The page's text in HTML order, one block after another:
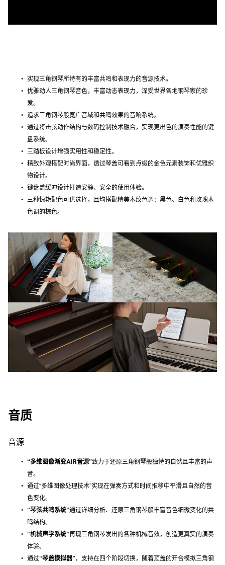
实现三角钢琴所特有的丰富共鸣和表现力的音源技术。
优雅动人三角钢琴音色，丰富动态表现力，深受世界各地钢琴家的珍
爱。
追求三角钢琴般宽广音域和共鸣效果的音响系统。
通过将击弦动作结构与数码控制技术融合，实现更出色的演奏性能的键
盘系统。
三踏板设计增强实用性和稳定性。
精致外观搭配时尚界面，透过琴盖可看到点缀的金色元素装饰和优雅织
物设计。
键盘盖缓冲设计打造安静、安全的使用体验。
三种惊艳配色可供选择，且均搭配精美木纹色调：黑色、白色和玫瑰木
色调的棕色。
音质
音源
“多维图像渐变AiR音源”致力于还原三角钢琴般独特的自然且丰富的声
音。
通过“多维图像处理技术”实现在弹奏方式和时间推移中平滑且自然的音
色变化。
“琴弦共鸣系统”通过详细分析、还原三角钢琴般丰富音色细微变化的共
鸣结构。
“机械声学系统”再现三角钢琴发出的各种机械音效，创造更真实的演奏
体验。
通过“琴盖模拟器”，支持在四个阶段切换，随着顶盖的开合模拟三角钢